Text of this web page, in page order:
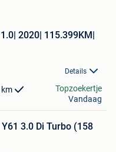
2020| 115.399KM|
Details
km
Topzoekertje
Vandaag
3.0 Di Turbo (158